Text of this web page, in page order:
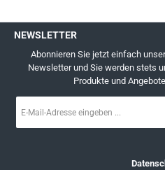
NEWSLETTER
Abonnieren Sie jetzt einfach
Newsletter und Sie werden stets
Produkte und
Mail-